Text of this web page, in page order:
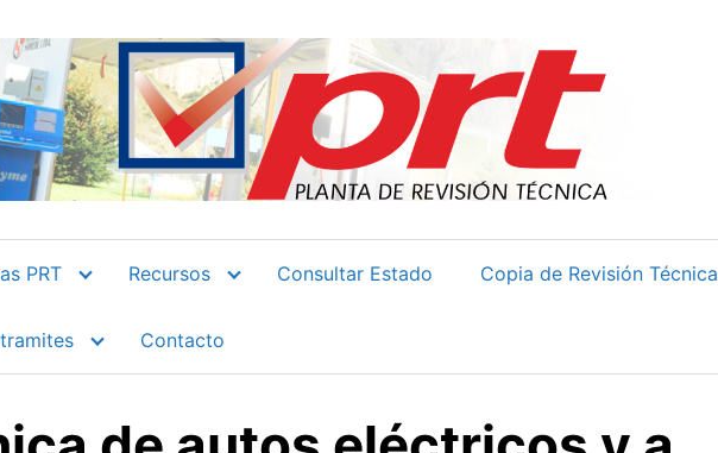
PRT Recursos Consultar Estado Copia de Revisión Técnica
Contacto